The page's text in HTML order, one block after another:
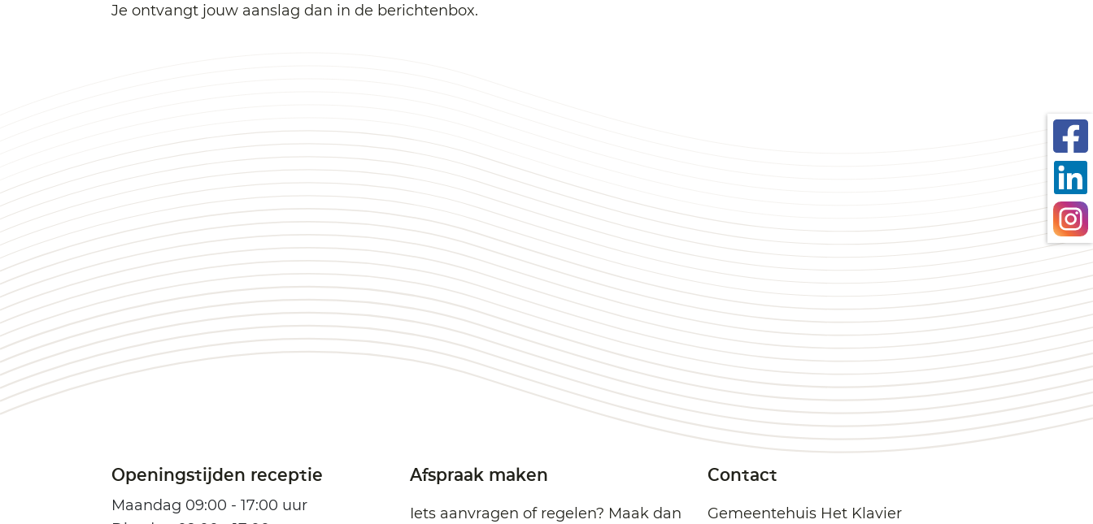
Je ontvangt jouw aanslag dan in de berichtenbox.
Openingstijden receptie
Maandag 09:00 - 17:00 uur
Afspraak maken
Iets aanvragen of regelen? Maak dan
Contact
Gemeentehuis Het Klavier